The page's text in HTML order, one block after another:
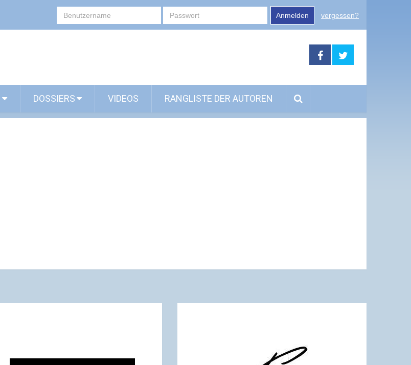
Anmelden vergessen?
DOSSIERS VIDEOS RANGLISTE DER AUTOREN